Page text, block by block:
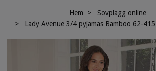
Hem
Sovplagg online
Lady Avenue 3/4 pyjamas Bamboo 62-